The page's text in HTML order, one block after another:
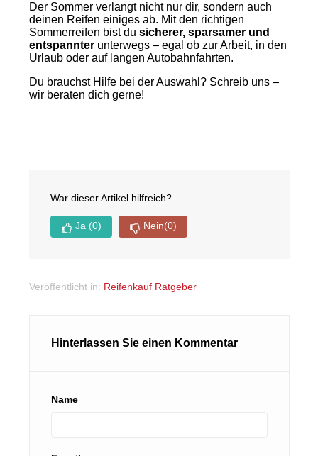
Der Sommer verlangt nicht nur dir, sondern auch
deinen Reifen einiges ab. Mit den richtigen
Sommerreifen bist du sicherer, sparsamer und
entspannterunterwegs – egal ob zur Arbeit, in den
Urlaub oder auf langen Autobahnfahrten.
Du brauchst Hilfe bei der Auswahl? Schreib uns –
wir beraten dich gerne!
War dieser Artikel hilfreich?
Ja (0) Nein(0)
Veröffentlicht in: Reifenkauf Ratgeber
Hinterlassen Sie einen Kommentar
Name